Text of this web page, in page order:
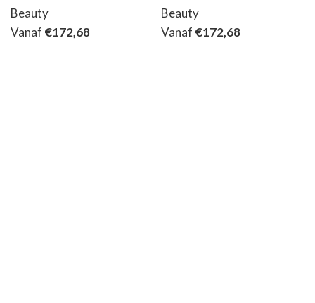
Beauty
Vanaf €172,68
Beauty
Vanaf €172,68